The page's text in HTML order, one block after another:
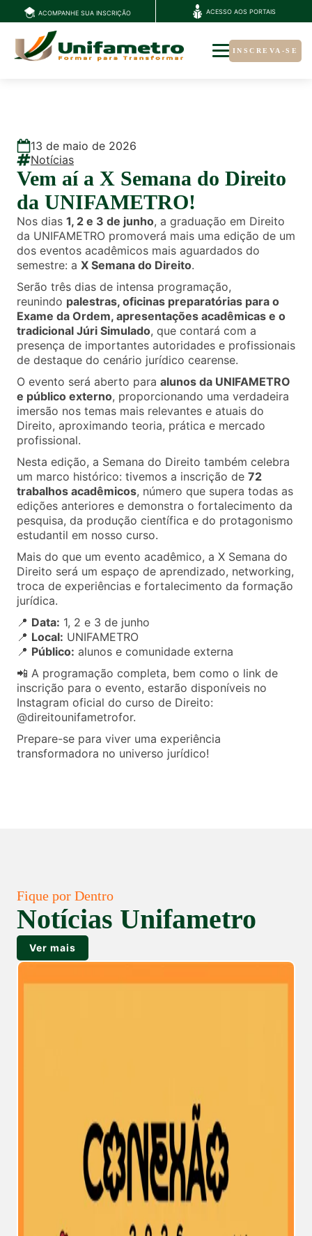
ACOMPANHE SUA INSCRIÇÃO ACESSO AOS PORTAIS
INSCREVA-SE
13 de maio de 2026
Notícias
Vem aí a X Semana do Direito
da UNIFAMETRO!
Nos dias 1, 2 e 3 de junho, a graduação em Direito
da UNIFAMETRO promoverá mais uma edição de um
dos eventos acadêmicos mais aguardados do
semestre: a X Semana do Direito.
Serão três dias de intensa programação,
reunindo palestras, oficinas preparatórias para o
Exame da Ordem, apresentações acadêmicas e o
tradicional Júri Simulado, que contará com a
presença de importantes autoridades e profissionais
de destaque do cenário jurídico cearense.
O evento será aberto para alunos da UNIFAMETRO
e público externo, proporcionando uma verdadeira
imersão nos temas mais relevantes e atuais do
Direito, aproximando teoria, prática e mercado
profissional.
Nesta edição, a Semana do Direito também celebra
um marco histórico: tivemos a inscrição de 72
trabalhos acadêmicos, número que supera todas as
edições anteriores e demonstra o fortalecimento da
pesquisa, da produção científica e do protagonismo
estudantil em nosso curso.
Mais do que um evento acadêmico, a X Semana do
Direito será um espaço de aprendizado, networking,
troca de experiências e fortalecimento da formação
jurídica.
📍 Data: 1, 2 e 3 de junho
📍 Local: UNIFAMETRO
📍 Público: alunos e comunidade externa
📲 A programação completa, bem como o link de
inscrição para o evento, estarão disponíveis no
Instagram oficial do curso de Direito:
@direitounifametrofor.
Prepare-se para viver uma experiência
transformadora no universo jurídico!
Fique por Dentro
Notícias Unifametro
Ver mais